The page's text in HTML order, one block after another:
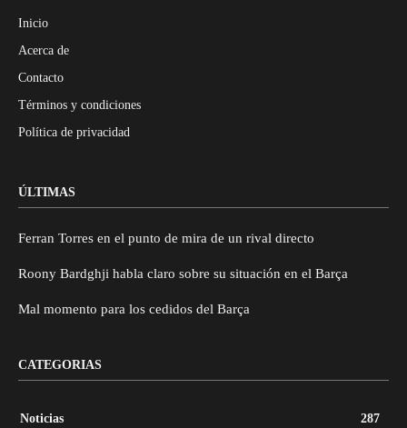
Inicio
Acerca de
Contacto
Términos y condiciones
Política de privacidad
ÚLTIMAS
Ferran Torres en el punto de mira de un rival directo
Roony Bardghji habla claro sobre su situación en el Barça
Mal momento para los cedidos del Barça
CATEGORIAS
Noticias 287